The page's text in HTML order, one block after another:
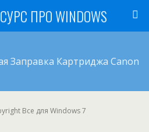
ПРО WINDOWS
Заправка Картриджа Canon
Все для Windows 7